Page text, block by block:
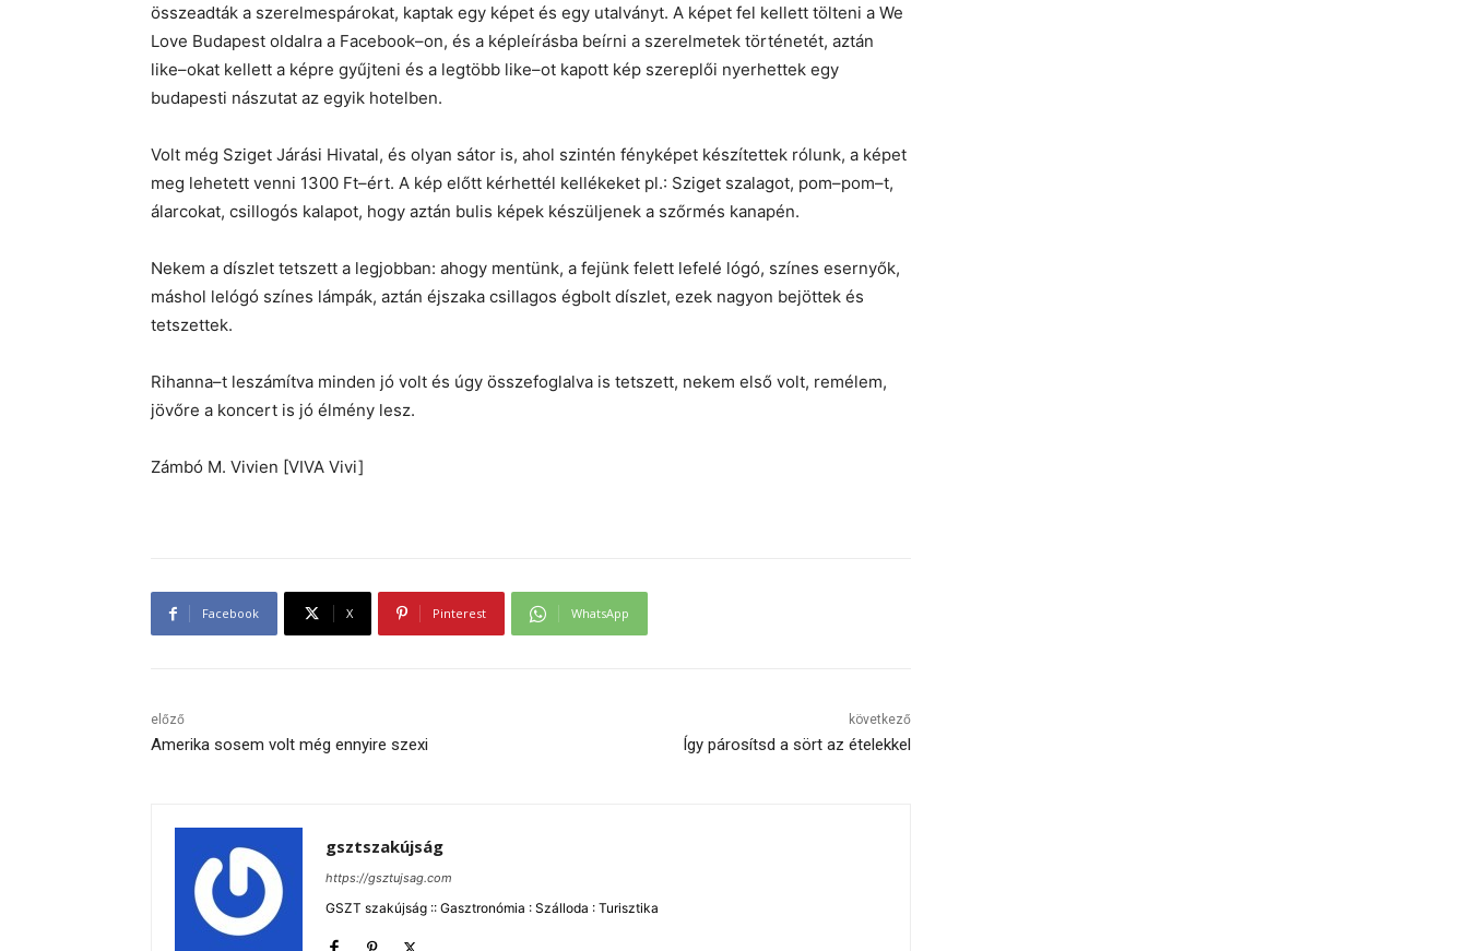
összeadták a szerelmespárokat, kaptak egy képet és egy utalványt. A képet fel kellett tölteni a We
Love Budapest oldalra a Facebook–on, és a képleírásba beírni a szerelmetek történetét, aztán
like–okat kellett a képre gyűjteni és a legtöbb like–ot kapott kép szereplői nyerhettek egy
budapesti nászutat az egyik hotelben.
Volt még Sziget Járási Hivatal, és olyan sátor is, ahol szintén fényképet készítettek rólunk, a képet
meg lehetett venni 1300 Ft–ért. A kép előtt kérhettél kellékeket pl.: Sziget szalagot, pom–pom–t,
álarcokat, csillogós kalapot, hogy aztán bulis képek készüljenek a szőrmés kanapén.
Nekem a díszlet tetszett a legjobban: ahogy mentünk, a fejünk felett lefelé lógó, színes esernyők,
máshol lelógó színes lámpák, aztán éjszaka csillagos égbolt díszlet, ezek nagyon bejöttek és
tetszettek.
Rihanna–t leszámítva minden jó volt és úgy összefoglalva is tetszett, nekem első volt, remélem,
jövőre a koncert is jó élmény lesz.
Zámbó M. Vivien [VIVA Vivi]
Facebook X Pinterest WhatsApp
előző
Amerika sosem volt még ennyire szexi
következő
Így párosítsd a sört az ételekkel
gsztszakújság
https://gsztujsag.com
GSZT szakújság :: Gasztronómia : Szálloda : Turisztika